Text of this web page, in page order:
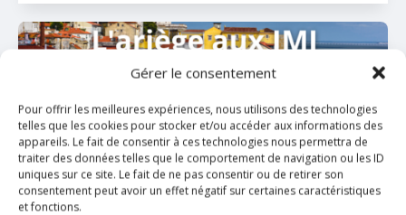
Gérer le consentement
Pour offrir les meilleures expériences, nous utilisons des technologies
telles que les cookies pour stocker et/ou accéder aux informations des
appareils. Le fait de consentir à ces technologies nous permettra de
traiter des données telles que le comportement de navigation ou les ID
uniques sur ce site. Le fait de ne pas consentir ou de retirer son
consentement peut avoir un effet négatif sur certaines caractéristiques
et fonctions.
FIN des inscriptions aux JMJ 2023 Diocèse de
PAMIERS